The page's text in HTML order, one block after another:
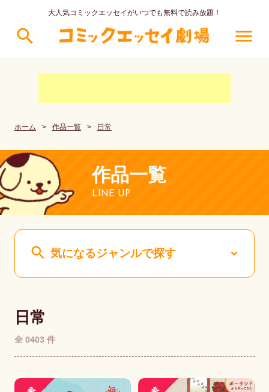
大人気コミックエッセイがいつでも無料で読み放題！
search menu
ホーム > 作品一覧 > 日常
作品一覧
LINE UP
search 気になるジャンルで探す
日常
全 0403 件